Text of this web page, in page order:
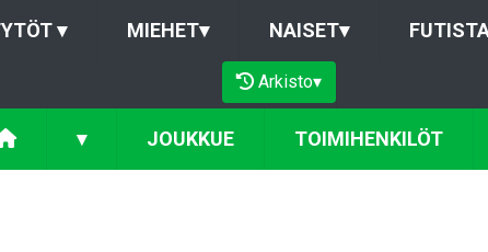
▾ MIEHET▾ NAISET▾
Arkisto▾
▾ JOUKKUE TOIMIHENKILÖT